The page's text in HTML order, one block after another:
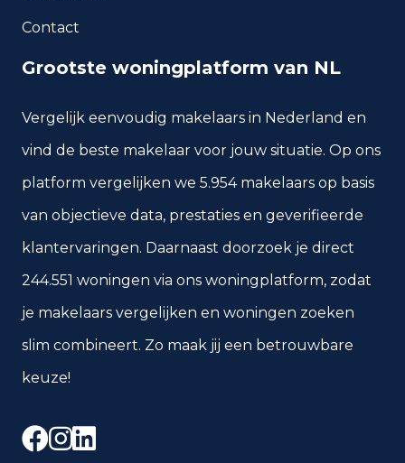
Contact
Grootste woningplatform van NL
Vergelijk eenvoudig makelaars in Nederland en
vind de beste makelaar voor jouw situatie. Op ons
platform vergelijken we 5.954 makelaars op basis
van objectieve data, prestaties en geverifieerde
klantervaringen. Daarnaast doorzoek je direct
244.551 woningen via ons woningplatform, zodat
je makelaars vergelijken en woningen zoeken
slim combineert. Zo maak jij een betrouwbare
keuze!
Facebook
Instagram
LinkedIn